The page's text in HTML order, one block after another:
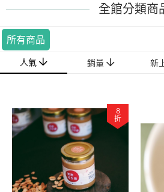
特產
糖香草、甜
奶酥
全館分類商
所有商品
人氣 銷量 新
8
折